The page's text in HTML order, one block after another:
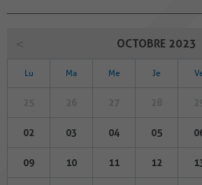
OCTOBRE 2023
Lu Ma Me Je
02 03 04 05
09 10 11 12